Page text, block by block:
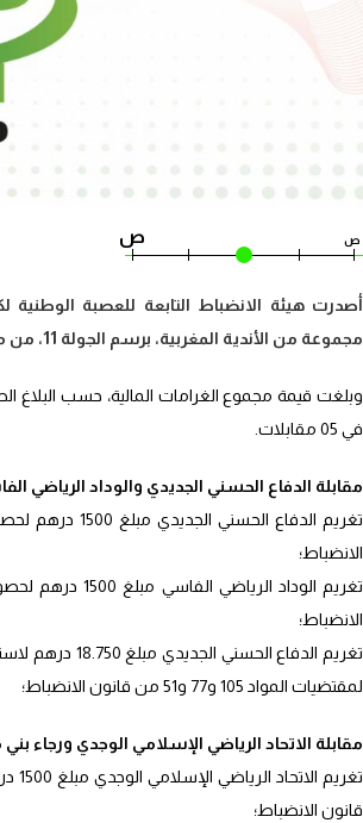
ص ص
أصدرت هيئة الانضباط التابعة للعصبة الوطنية
مجموعة من الأندية المغربية، برسم الجولة 11، من منافسات البطولة الاحترافية إنوي 2.
في 05 مقابلات.
مقابلة الدفاع الحسني الجديدي والوداد الرياضي
الانضباط؛
الانضباط؛
تغريم الدفاع
لمقتضيات المواد 105 و77 و51 من قانون الانضباط؛
مقابلة الاتحاد الرياضي الإسلامي الوجدي ورجاء
قانون الانضباط؛